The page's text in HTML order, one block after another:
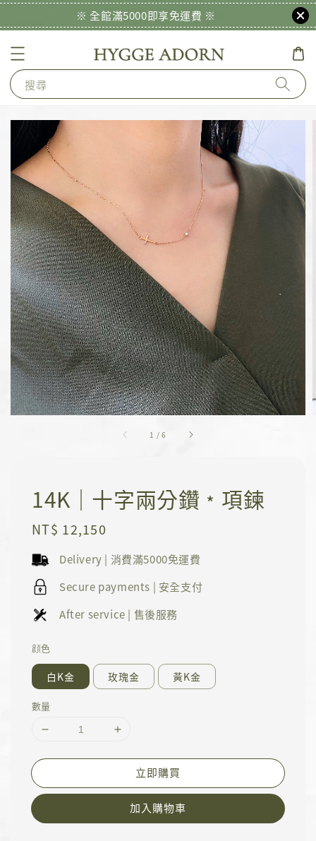
※ 全館滿5000即享免運費 ※
搜尋
1 /6
14K｜十字兩分鑽﹡項鍊
Regular
NT$ 12,150
Delivery | 消費滿5000免運費
Secure payments | 安全支付
After service | 售後服務
顔色
白K金 玫瑰金 黃K金
數量
立即購買
加入購物車